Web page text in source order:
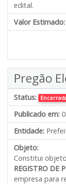
edital.
Valor Estimado:
Pregão
Status:
Publicado em:
Entidade:
Objeto:
Constitui
REGISTRO DE
empresa para